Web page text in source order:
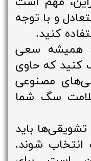
و با توجه
کنید.
همیشه سعی
کنید که حاوی
مصنوعی
سگ شما
تشویقی‌ها باید
شوند.